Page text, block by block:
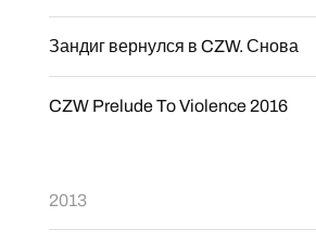
Зандиг вернулся в CZW. Снова
CZW Prelude To Violence 2016
2013